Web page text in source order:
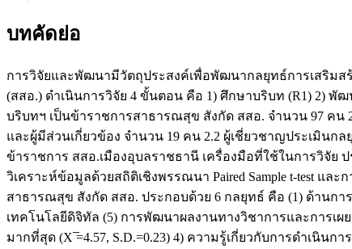
บทคัดย่อ
การวิจัยและพัฒนามีวัตถุประสงค์เพื่อพัฒนากลยุทธ์การเสริม
(สสอ.) ดำเนินการวิจัย 4 ขั้นตอน คือ 1) ศึกษาบริบท (R1) 2) พั
บริบทฯ เป็นข้าราชการสาธารณสุข สังกัด สสอ. จำนวน 97 ค
และผู้มีส่วนเกี่ยวข้อง จำนวน 19 คน 2.2 ผู้เชี่ยวชาญประเมิน
ข้าราชการ สสอ.เมืองอุบลราชธานี เครื่องมือที่ใช้ในการวิจัย
วิเคราะห์ข้อมูลด้วยสถิติเชิงพรรณนา Paired Sample t-test แ
สาธารณสุข สังกัด สสอ. ประกอบด้วย 6 กลยุทธ์ คือ (1) ด้านกา
เทคโนโลยีดิจิทัล (5) การพัฒนาผลงานทางวิชาการและการเ
มากที่สุด (X ̅=4.57, S.D.=0.23) 4) ความรู้เกี่ยวกับการดำเนิ